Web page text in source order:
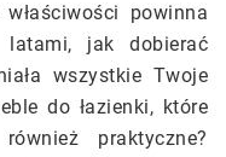
powinna
latami, jak dobierać
wszystkie Twoje
do łazienki, które
praktyczne?